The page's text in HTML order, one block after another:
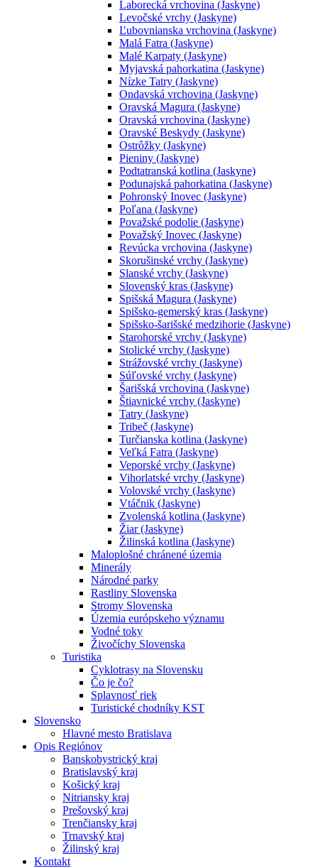
Laborecká vrchovina (Jaskyne)
Levočské vrchy (Jaskyne)
Ľubovnianska vrchovina (Jaskyne)
Malá Fatra (Jaskyne)
Malé Karpaty (Jaskyne)
Myjavská pahorkatina (Jaskyne)
Nízke Tatry (Jaskyne)
Ondavská vrchovina (Jaskyne)
Oravská Magura (Jaskyne)
Oravská vrchovina (Jaskyne)
Oravské Beskydy (Jaskyne)
Ostrôžky (Jaskyne)
Pieniny (Jaskyne)
Podtatranská kotlina (Jaskyne)
Podunajská pahorkatina (Jaskyne)
Pohronský Inovec (Jaskyne)
Poľana (Jaskyne)
Považské podolie (Jaskyne)
Považský Inovec (Jaskyne)
Revúcka vrchovina (Jaskyne)
Skorušinské vrchy (Jaskyne)
Slanské vrchy (Jaskyne)
Slovenský kras (Jaskyne)
Spišská Magura (Jaskyne)
Spišsko-gemerský kras (Jaskyne)
Spišsko-šarišské medzihorie (Jaskyne)
Starohorské vrchy (Jaskyne)
Stolické vrchy (Jaskyne)
Strážovské vrchy (Jaskyne)
Súľovské vrchy (Jaskyne)
Šarišská vrchovina (Jaskyne)
Štiavnické vrchy (Jaskyne)
Tatry (Jaskyne)
Tribeč (Jaskyne)
Turčianska kotlina (Jaskyne)
Veľká Fatra (Jaskyne)
Veporské vrchy (Jaskyne)
Vihorlatské vrchy (Jaskyne)
Volovské vrchy (Jaskyne)
Vtáčnik (Jaskyne)
Zvolenská kotlina (Jaskyne)
Žiar (Jaskyne)
Žilinská kotlina (Jaskyne)
Maloplošné chránené územia
Minerály
Národné parky
Rastliny Slovenska
Stromy Slovenska
Územia európskeho významu
Vodné toky
Živočíchy Slovenska
Turistika
Cyklotrasy na Slovensku
Čo je čo?
Splavnosť riek
Turistické chodníky KST
Slovensko
Hlavné mesto Bratislava
Opis Regiónov
Banskobystrický kraj
Bratislavský kraj
Košický kraj
Nitriansky kraj
Prešovský kraj
Trenčiansky kraj
Trnavský kraj
Žilinský kraj
Kontakt